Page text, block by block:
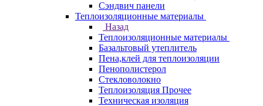
Сэндвич панели
Теплоизоляционные материалы
Назад
Теплоизоляционные материалы
Базальтовый утеплитель
Пена,клей для теплоизоляции
Пенополистерол
Стекловолокно
Теплоизоляция Прочее
Техническая изоляция